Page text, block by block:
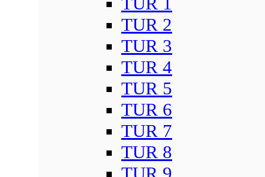
TUR 2
TUR 3
TUR 4
TUR 5
TUR 6
TUR 7
TUR 8